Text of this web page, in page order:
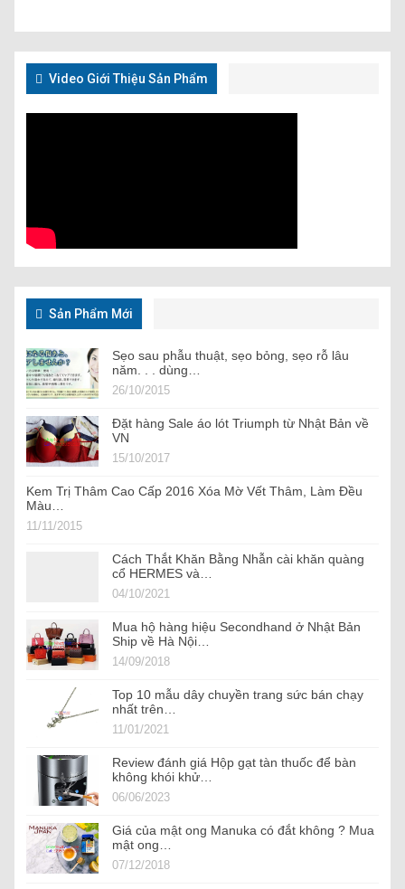
Video Giới Thiệu Sản Phẩm
Sản Phẩm Mới
Sẹo sau phẫu thuật, sẹo bỏng, sẹo rỗ lâu
năm. . . dùng…
26/10/2015
Đặt hàng Sale áo lót Triumph từ Nhật Bản về
VN
15/10/2017
Kem Trị Thâm Cao Cấp 2016 Xóa Mờ Vết Thâm, Làm Đều
Màu…
11/11/2015
Cách Thắt Khăn Bằng Nhẫn cài khăn quàng
cổ HERMES và…
04/10/2021
Mua hộ hàng hiệu Secondhand ở Nhật Bản
Ship về Hà Nội…
14/09/2018
Top 10 mẫu dây chuyền trang sức bán chạy
nhất trên…
11/01/2021
Review đánh giá Hộp gạt tàn thuốc để bàn
không khói khử…
06/06/2023
Giá của mật ong Manuka có đắt không ? Mua
mật ong…
07/12/2018